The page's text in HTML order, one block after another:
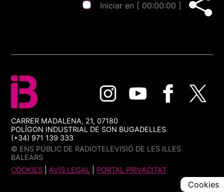
Iniciar en [ 00:00:00 ]
CARRER MADALENA, 21, 07180
POLÍGON INDUSTRIAL DE SON BUGADELLES
(+34) 971 139 333
© ENS PÚBLIC DE RADIOTELEVISIÓ DE LES ILLES
BALEARS
COOKIES |AVÍS LEGAL PORTAL PRIVACITAT
Cookies